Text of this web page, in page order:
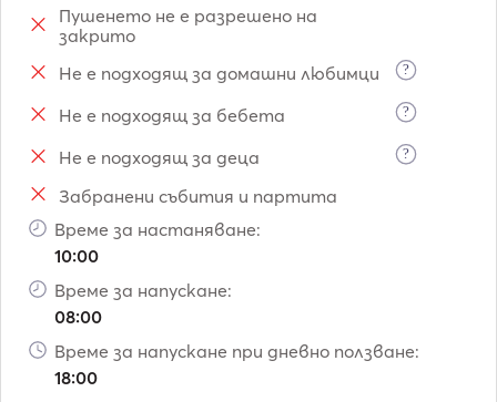
Tailor-made experiences:
During your charter, you’ll be able to discover some of
Mallorca’s most exclusive spots:
•    Cala Blanca
•    Portals Vells
•    Es Trenc
•    Dragonera Island
•    Cabrera
•    Malgrats Islands
•    Ibiza and Formentera or Menorca (multi-day or week-
long charters).
Пушенето не е разрешено на
закрито
Не е подходящ за домашни любимци
?
Не е подходящ за бебета ?
Не е подходящ за деца ?
Забранени събития и партита
Време за настаняване:
10:00
Време за напускане:
08:00
Време за напускане при дневно ползване:
18:00